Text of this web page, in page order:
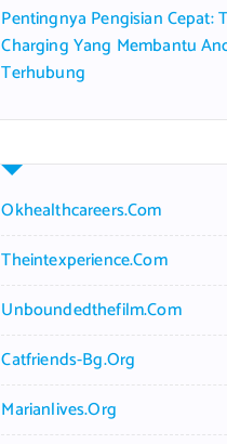
Pentingnya Pengisian Cepat:
Charging Yang Membantu
Terhubung
Okhealthcareers.com
Theintexperience.com
Unboundedthefilm.com
Catfriends-Bg.org
Marianlives.org